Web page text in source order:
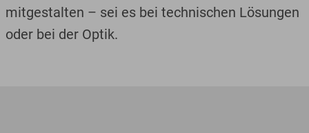
mitgestalten – sei es bei technischen Lösungen
oder bei der Optik.